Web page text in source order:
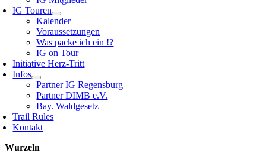
IG Touren
Kalender
Voraussetzungen
Was packe ich ein !?
IG on Tour
Initiative Herz-Tritt
Infos
Partner IG Regensburg
Partner DIMB e.V.
Bay. Waldgesetz
Trail Rules
Kontakt
Wurzeln